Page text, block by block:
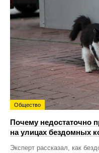
Общество
Почему недостаточно
на улицах бездомных
Эксперт рассказал, как